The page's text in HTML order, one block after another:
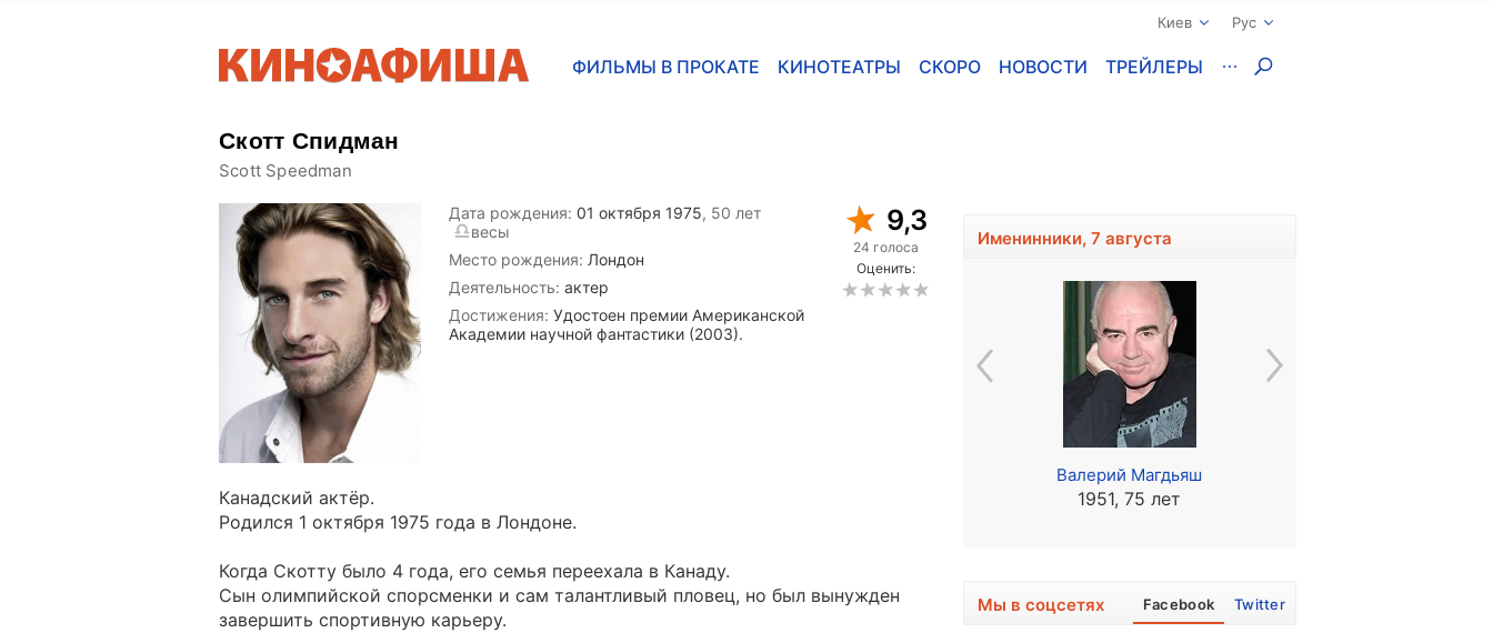
Киев Рус
ФИЛЬМЫ В ПРОКАТЕ КИНОТЕАТРЫ СКОРО НОВОСТИ ТРЕЙЛЕРЫ
Скотт Спидман
Scott Speedman
Дата рождения: 01 октября 1975, 50 лет
весы
Место рождения: Лондон
Деятельность: актер
Достижения: Удостоен премии Американской
Академии научной фантастики (2003).
9,3
24 голоса
Оценить:
Канадский актёр.
Родился 1 октября 1975 года в Лондоне.
Когда Скотту было 4 года, его семья переехала в Канаду.
Сын олимпийской спорсменки и сам талантливый пловец, но был вынужден
завершить спортивную карьеру.
Именинники, 7 августа
Валерий Магдьяш
1951, 75 лет
Мы в соцсетях Facebook Twitter